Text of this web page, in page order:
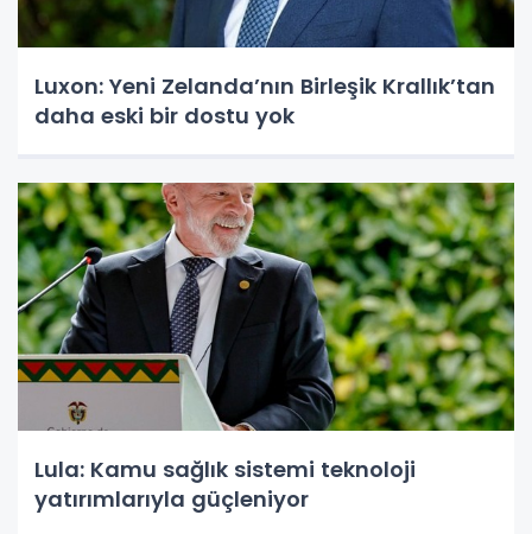
Luxon: Yeni Zelanda’nın Birleşik Krallık’tan
daha eski bir dostu yok
Lula: Kamu sağlık sistemi teknoloji
yatırımlarıyla güçleniyor